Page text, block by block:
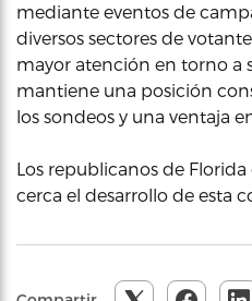
mediante eventos de
diversos sectores de
mayor atención en torno a
mantiene una posición
los sondeos y una ventaja
Los republicanos de
cerca el desarrollo de esta